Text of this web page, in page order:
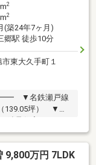
2
2
(築24年7ヶ月)
郷駅 徒歩10分
東大久手町１
▼名鉄瀬戸線
139.05坪） ▼建
▼2階洋室は3室
ペースがあるため
電池が設置
9,800万円 7LDK